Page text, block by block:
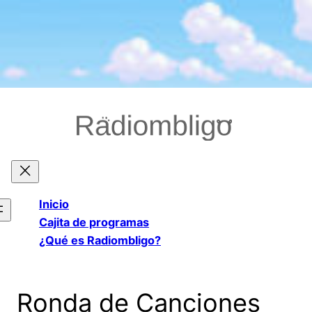
Inicio
Cajita de programas
¿Qué es Radiombligo?
Ronda de Canciones